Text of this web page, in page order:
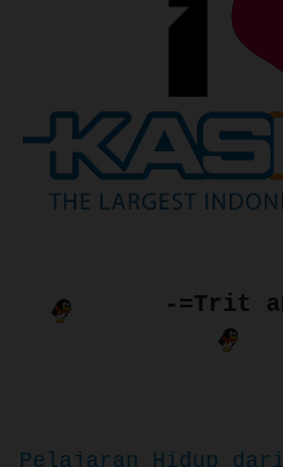
-=Trit
Pelajaran Hidup